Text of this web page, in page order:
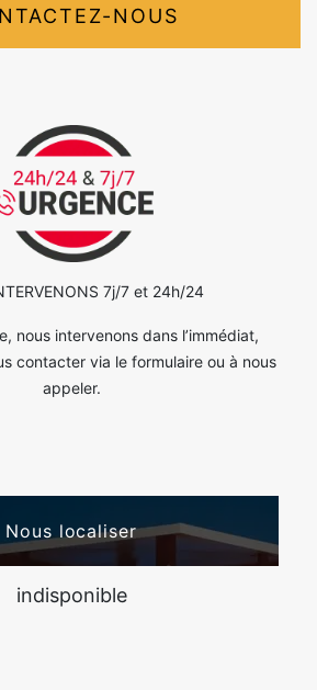
NOUS
7j/7 et 24h/24
nous intervenons dans l’immédiat,
contacter via le formulaire ou à nous
appeler.
Nous localiser
indisponible